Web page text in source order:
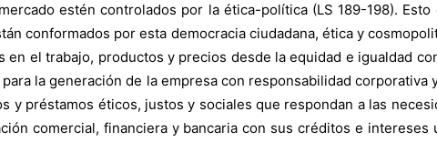
estén controlados por la ética-política (LS 189-198).
conformados por esta democracia ciudadana, ética y
el trabajo, productos y precios desde la equidad e igualdad
la generación de la empresa con responsabilidad
y préstamos éticos, justos y sociales que respondan a las
comercial, financiera y bancaria con sus créditos e